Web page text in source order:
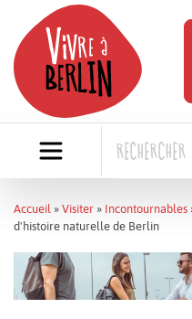
content
Accueil » Visiter » Incontournables
d'histoire naturelle de Berlin